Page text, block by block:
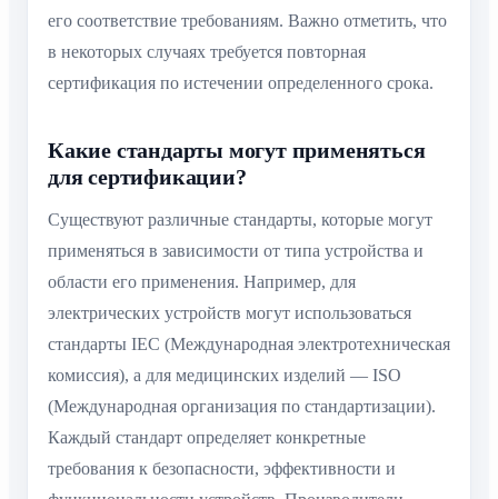
его соответствие требованиям. Важно отметить, что
в некоторых случаях требуется повторная
сертификация по истечении определенного срока.
Какие стандарты могут применяться
для сертификации?
Существуют различные стандарты, которые могут
применяться в зависимости от типа устройства и
области его применения. Например, для
электрических устройств могут использоваться
стандарты IEC (Международная электротехническая
комиссия), а для медицинских изделий — ISO
(Международная организация по стандартизации).
Каждый стандарт определяет конкретные
требования к безопасности, эффективности и